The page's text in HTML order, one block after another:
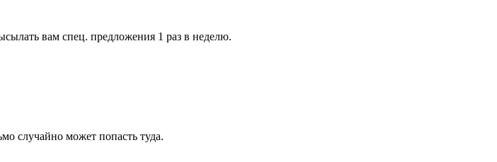
вам спец. предложения 1 раз в неделю.
случайно может попасть туда.